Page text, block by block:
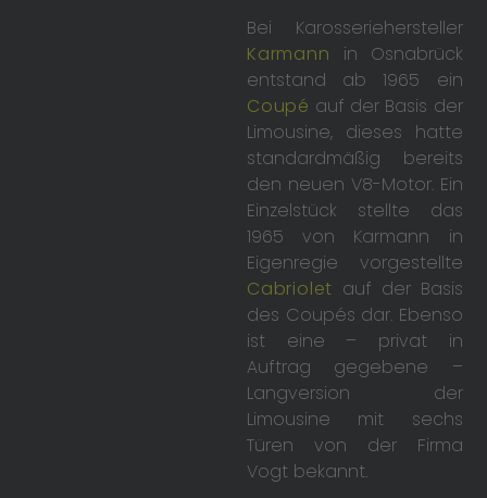
Bei Karosseriehersteller
Karmann in Osnabrück
entstand ab 1965 ein
Coupé auf der Basis der
Limousine, dieses hatte
standardmäßig bereits
den neuen V8-Motor. Ein
Einzelstück stellte das
1965 von Karmann in
Eigenregie vorgestellte
Cabriolet auf der Basis
des Coupés dar. Ebenso
ist eine – privat in
Auftrag gegebene –
Langversion der
Limousine mit sechs
Türen von der Firma
Vogt bekannt.